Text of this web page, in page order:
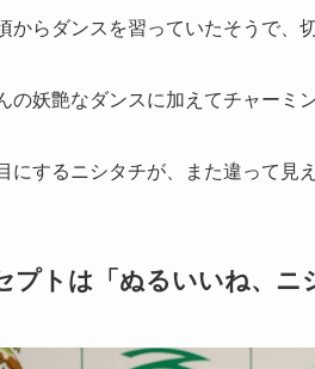
からダンスを習っていたそうで、
の妖艶なダンスに加えてチャーミ
にするニシタチが、また違って見
プトは「ぬるいいね、ニ